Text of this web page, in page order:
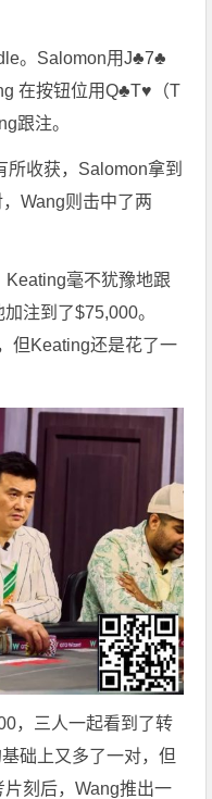
。Salomon用J♣7♣
在按钮位用Q♣T♥（T
跟注。
收获，Salomon拿到
Wang则击中了两
毫不犹豫地跟
注到了$75,000。
但Keating还是花了一
，三人一起看到了转
础上又多了一对，但
刻后，Wang推出一